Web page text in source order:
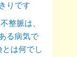
りです
整脈は、
る病気で
は何でし